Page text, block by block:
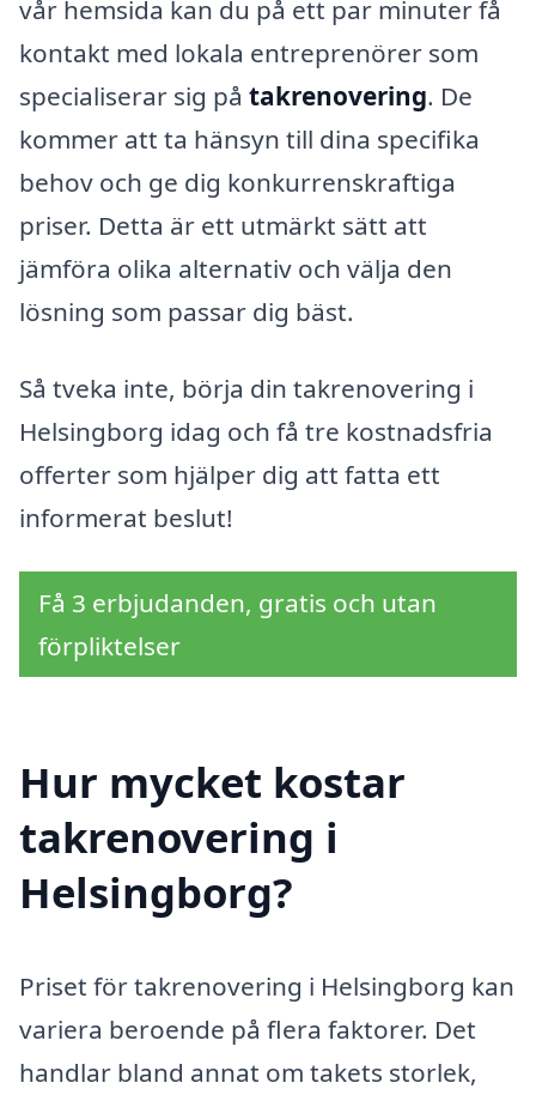
vår hemsida kan du på ett par minuter få
kontakt med lokala entreprenörer som
specialiserar sig på takrenovering. De
kommer att ta hänsyn till dina specifika
behov och ge dig konkurrenskraftiga
priser. Detta är ett utmärkt sätt att
jämföra olika alternativ och välja den
lösning som passar dig bäst.
Så tveka inte, börja din takrenovering i
Helsingborg idag och få tre kostnadsfria
offerter som hjälper dig att fatta ett
informerat beslut!
Få 3 erbjudanden, gratis och utan
förpliktelser
Hur mycket kostar
takrenovering i
Helsingborg?
Priset för takrenovering i Helsingborg kan
variera beroende på flera faktorer. Det
handlar bland annat om takets storlek,